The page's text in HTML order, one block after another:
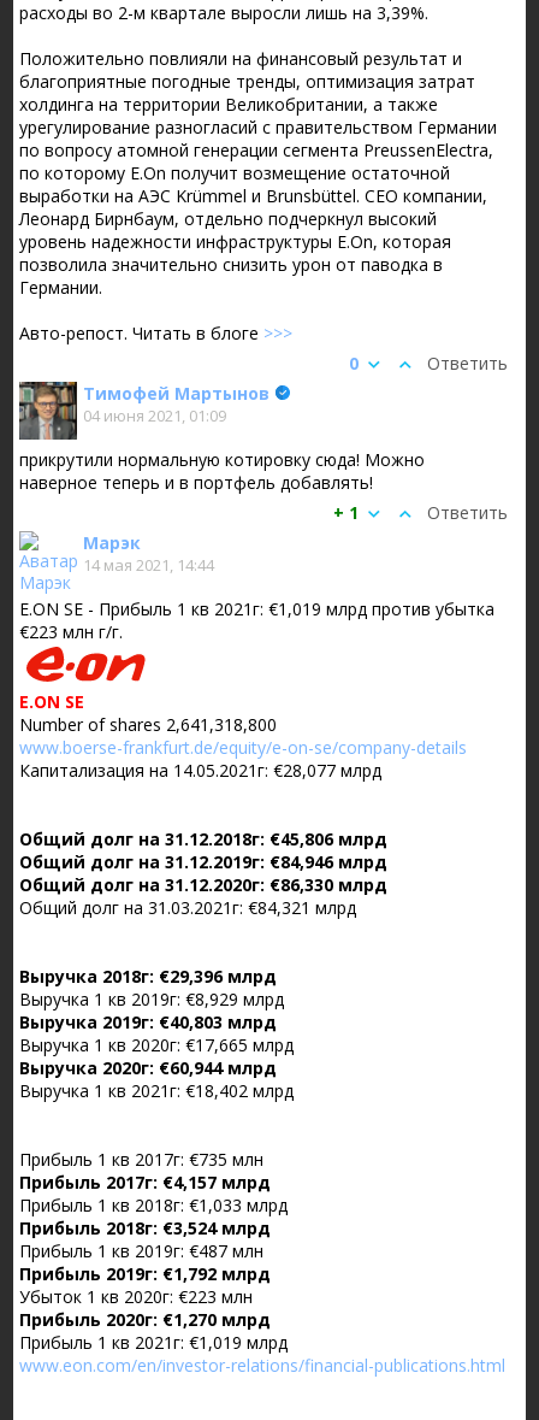
расходы во 2-м квартале выросли лишь на 3,39%.
Положительно повлияли на финансовый результат и
благоприятные погодные тренды, оптимизация затрат
холдинга на территории Великобритании, а также
урегулирование разногласий с правительством Германии
по вопросу атомной генерации сегмента PreussenElectra,
по которому E.On получит возмещение остаточной
выработки на АЭС Krümmel и Brunsbüttel. CEO компании,
Леонард Бирнбаум, отдельно подчеркнул высокий
уровень надежности инфраструктуры E.On, которая
позволила значительно снизить урон от паводка в
Германии.
Авто-репост. Читать в блоге >>>
Ответить
0
Тимофей Мартынов
04 июня 2021, 01:09
прикрутили нормальную котировку сюда! Можно
наверное теперь и в портфель добавлять!
Ответить
+ 1
Марэк
14 мая 2021, 14:44
E.ON SE - Прибыль 1 кв 2021г: €1,019 млрд против убытка
€223 млн г/г.
E.ON SE
Number of shares 2,641,318,800
www.boerse-frankfurt.de/equity/e-on-se/company-details
Капитализация на 14.05.2021г: €28,077 млрд
Общий долг на 31.12.2018г: €45,806 млрд
Общий долг на 31.12.2019г: €84,946 млрд
Общий долг на 31.12.2020г: €86,330 млрд
Общий долг на 31.03.2021г: €84,321 млрд
Выручка 2018г: €29,396 млрд
Выручка 1 кв 2019г: €8,929 млрд
Выручка 2019г: €40,803 млрд
Выручка 1 кв 2020г: €17,665 млрд
Выручка 2020г: €60,944 млрд
Выручка 1 кв 2021г: €18,402 млрд
Прибыль 1 кв 2017г: €735 млн
Прибыль 2017г: €4,157 млрд
Прибыль 1 кв 2018г: €1,033 млрд
Прибыль 2018г: €3,524 млрд
Прибыль 1 кв 2019г: €487 млн
Прибыль 2019г: €1,792 млрд
Убыток 1 кв 2020г: €223 млн
Прибыль 2020г: €1,270 млрд
Прибыль 1 кв 2021г: €1,019 млрд
www.eon.com/en/investor-relations/financial-publications.html